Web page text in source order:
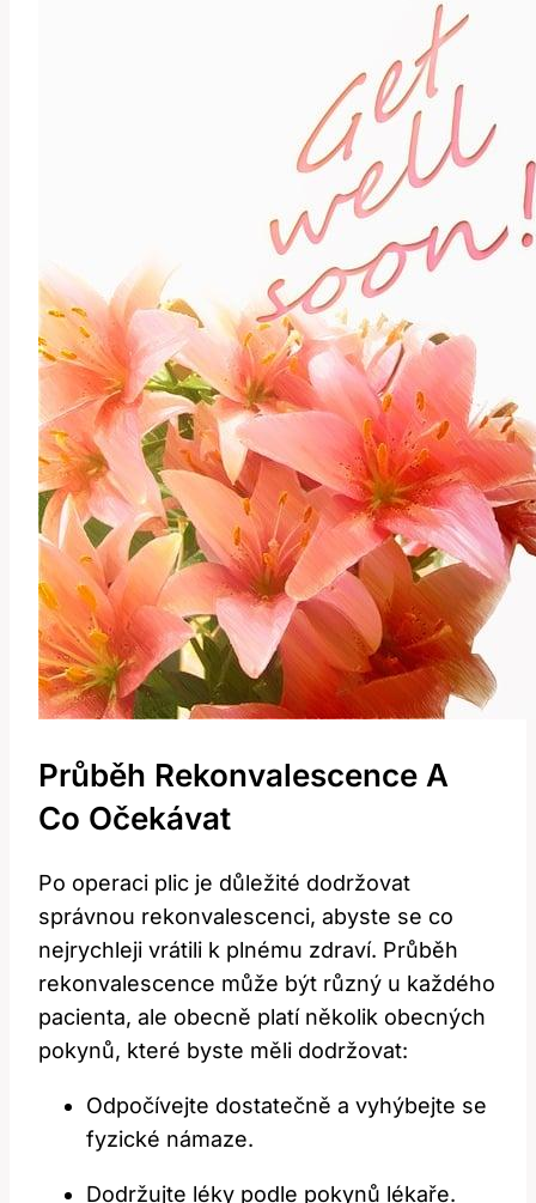
Průběh Rekonvalescence A
Co Očekávat
Po operaci plic je důležité dodržovat
správnou rekonvalescenci, abyste se co
nejrychleji vrátili k plnému zdraví. Průběh
rekonvalescence může být různý u každého
pacienta, ale obecně platí několik obecných
pokynů, které byste měli dodržovat:
Odpočívejte dostatečně a vyhýbejte se
fyzické námaze.
Dodržujte léky podle pokynů lékaře.